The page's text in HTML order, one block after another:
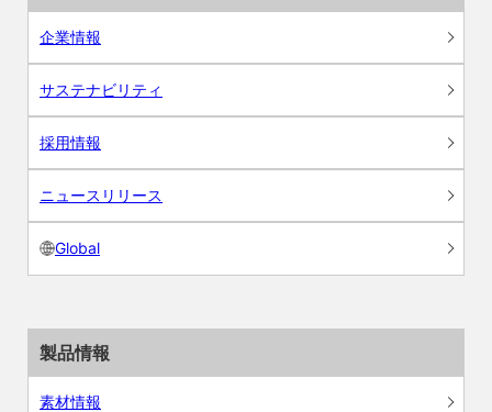
企業情報
サステナビリティ
採用情報
ニュースリリース
Global
製品情報
素材情報